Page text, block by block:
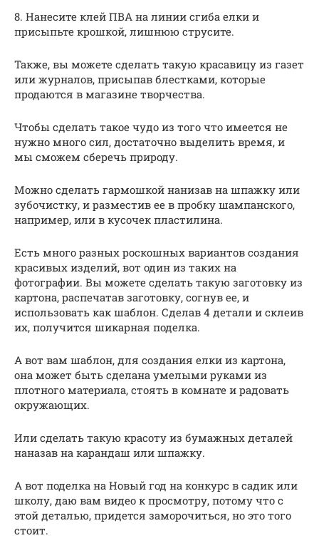
8. Нанесите клей ПВА на линии сгиба елки и
присыпьте крошкой, лишнюю струсите.
Также, вы можете сделать такую красавицу из газет
или журналов, присыпав блестками, которые
продаются в магазине творчества.
Чтобы сделать такое чудо из того что имеется не
нужно много сил, достаточно выделить время, и
мы сможем сберечь природу.
Можно сделать гармошкой нанизав на шпажку или
зубочистку, и разместив ее в пробку шампанского,
например, или в кусочек пластилина.
Есть много разных роскошных вариантов создания
красивых изделий, вот один из таких на
фотографии. Вы можете сделать такую заготовку из
картона, распечатав заготовку, согнув ее, и
использовать как шаблон. Сделав 4 детали и склеив
их, получится шикарная поделка.
А вот вам шаблон, для создания елки из картона,
она может быть сделана умелыми руками из
плотного материала, стоять в комнате и радовать
окружающих.
Или сделать такую красоту из бумажных деталей
наназав на карандаш или шпажку.
А вот поделка на Новый год на конкурс в садик или
школу, даю вам видео к просмотру, потому что с
этой деталью, придется заморочиться, но это того
стоит.